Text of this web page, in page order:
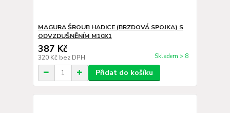
MAGURA ŠROUB HADICE (BRZDOVÁ SPOJKA) S
ODVZDUŠNĚNÍM M10X1
387 Kč
320 Kč bez DPH Skladem > 8
Přidat do košíku